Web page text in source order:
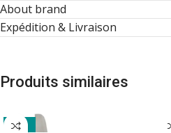
About brand
Expédition & Livraison
Produits similaires
-21%